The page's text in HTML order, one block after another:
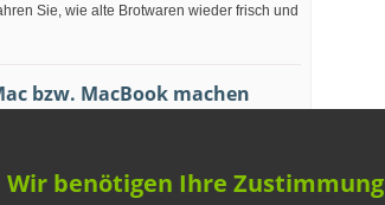
Sie, wie alte Brotwaren wieder frisch und
bzw. MacBook machen
Wir benötigen Ihre Zustimmung